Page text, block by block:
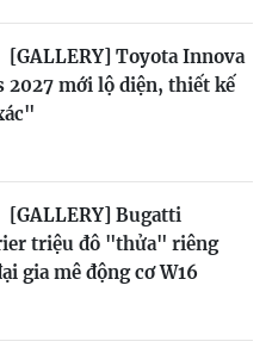
[GALLERY] Toyota Innova
2027 mới lộ diện, thiết kế
[GALLERY] Bugatti
triệu đô "thửa" riêng
gia mê động cơ W16